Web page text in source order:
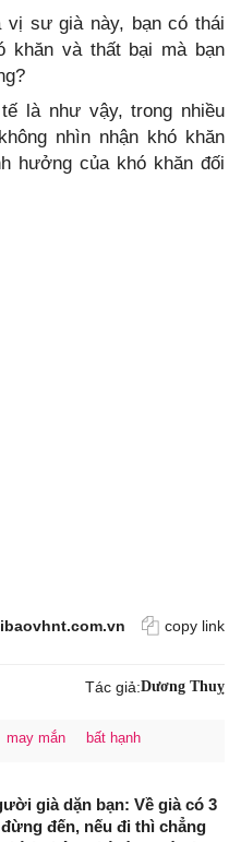
vị sư già này, bạn có thái
khăn và thất bại mà bạn
là như vậy, trong nhiều
nhìn nhận khó khăn
hưởng của khó khăn đối
copy link
Tác giả:Dương Thuỵ
may mắn bất hạnh
già dặn bạn: Về già có 3
đến, nếu đi thì chẳng